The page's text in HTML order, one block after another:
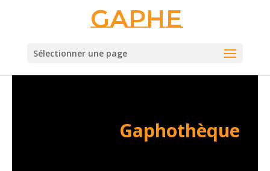
Gaphe
Sélectionner une page
Gaphothèque